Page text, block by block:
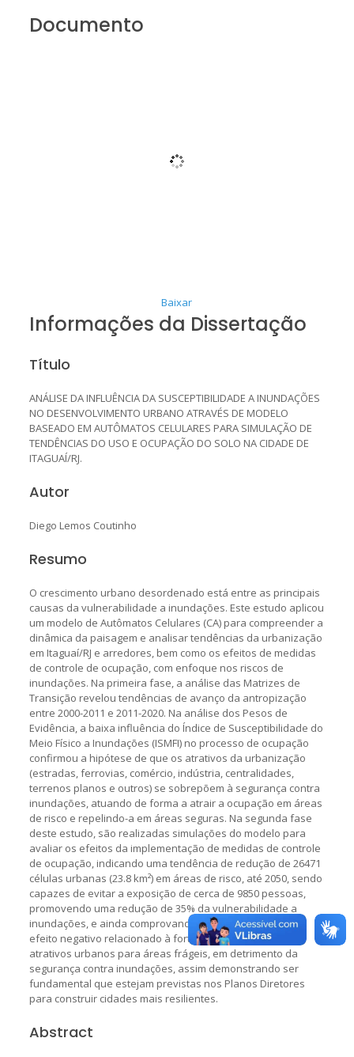
Documento
Baixar
Informações da Dissertação
Título
ANÁLISE DA INFLUÊNCIA DA SUSCEPTIBILIDADE A INUNDAÇÕES
NO DESENVOLVIMENTO URBANO ATRAVÉS DE MODELO
BASEADO EM AUTÔMATOS CELULARES PARA SIMULAÇÃO DE
TENDÊNCIAS DO USO E OCUPAÇÃO DO SOLO NA CIDADE DE
ITAGUAÍ/RJ.
Autor
Diego Lemos Coutinho
Resumo
O crescimento urbano desordenado está entre as principais
causas da vulnerabilidade a inundações. Este estudo aplicou
um modelo de Autômatos Celulares (CA) para compreender a
dinâmica da paisagem e analisar tendências da urbanização
em Itaguaí/RJ e arredores, bem como os efeitos de medidas
de controle de ocupação, com enfoque nos riscos de
inundações. Na primeira fase, a análise das Matrizes de
Transição revelou tendências de avanço da antropização
entre 2000-2011 e 2011-2020. Na análise dos Pesos de
Evidência, a baixa influência do Índice de Susceptibilidade do
Meio Físico a Inundações (ISMFI) no processo de ocupação
confirmou a hipótese de que os atrativos da urbanização
(estradas, ferrovias, comércio, indústria, centralidades,
terrenos planos e outros) se sobrepõem à segurança contra
inundações, atuando de forma a atrair a ocupação em áreas
de risco e repelindo-a em áreas seguras. Na segunda fase
deste estudo, são realizadas simulações do modelo para
avaliar os efeitos da implementação de medidas de controle
de ocupação, indicando uma tendência de redução de 26471
células urbanas (23.8 km²) em áreas de risco, até 2050, sendo
capazes de evitar a exposição de cerca de 9850 pessoas,
promovendo uma redução de 35% da vulnerabilidade a
inundações, e ainda comprovando que podem corrigir o
efeito negativo relacionado à forte influência dos demais
atrativos urbanos para áreas frágeis, em detrimento da
segurança contra inundações, assim demonstrando ser
fundamental que estejam previstas nos Planos Diretores
para construir cidades mais resilientes.
Abstract